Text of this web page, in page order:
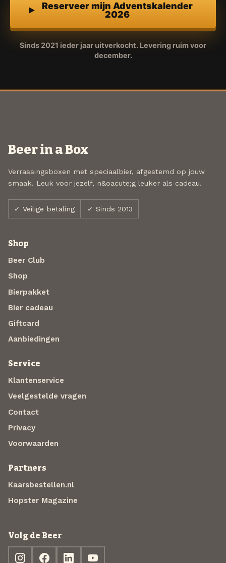
Reserveer mijn Adventskalender
2026
Sinds 2021 ieder jaar uitverkocht. Levering ruim voor
december.
Beer in a Box
Verrassingsboxen met speciaalbier, afgestemd op jouw
smaak. Leuk voor jezelf, n&oacute;g leuker als cadeau.
✓ Veilige betaling ✓ Sinds 2013
Shop
Beer Club
Shop
Bierpakket
Bier cadeau
Giftcard
Aanbiedingen
Service
Klantenservice
Veelgestelde vragen
Contact
Privacy
Voorwaarden
Partners
Kaarsbestellen.nl
Hopster Magazine
Volg de Beer